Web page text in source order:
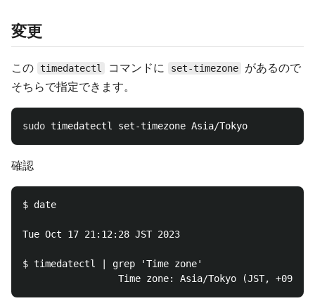
変更
この timedatectl コマンドに set-timezone
があるので
そちらで指定できます。
sudo
確認
$ date
Tue Oct 17 21:12:28 JST 2023
$ timedatectl | grep 'Time zone'